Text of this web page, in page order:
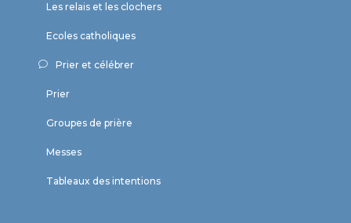
Les relais et les clochers
Ecoles catholiques
Prier et célébrer
Prier
Groupes de prière
Messes
Tableaux des intentions